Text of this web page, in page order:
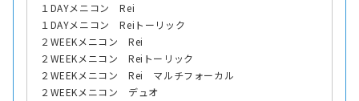
１DAYメニコン Rei
１DAYメニコン Reiトーリック
２WEEKメニコン Rei
２WEEKメニコン Reiトーリック
２WEEKメニコン Rei マルチフォーカル
２WEEKメニコン デュオ